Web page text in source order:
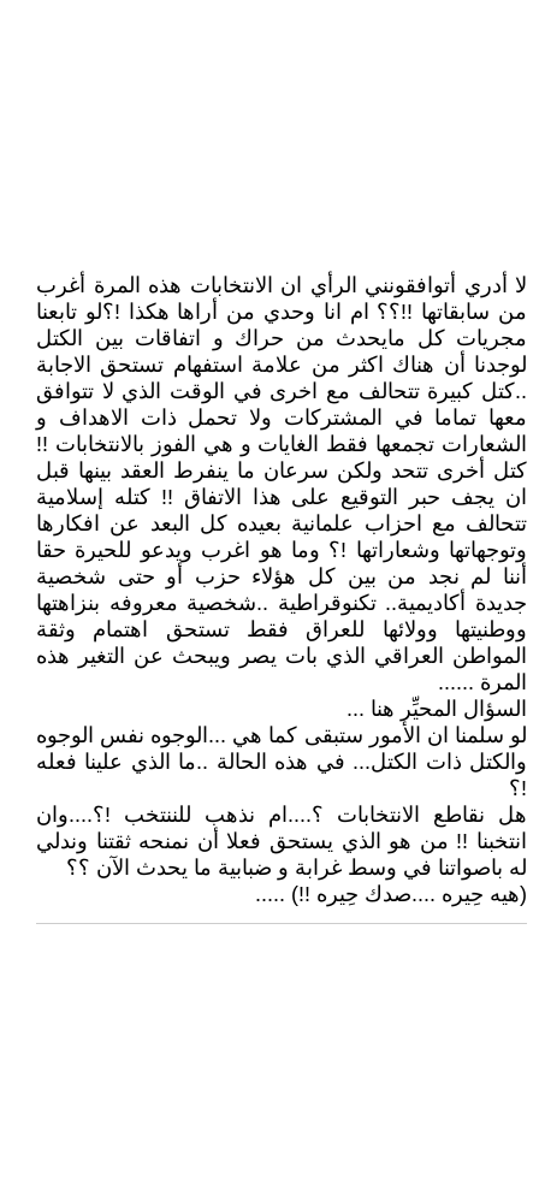
لا أدري أتوافقونني الرأي ان الانتخابات هذه المرة أغرب
من سابقاتها !!؟؟ ام انا وحدي من أراها هكذا !؟لو تابعنا
مجريات كل مايحدث من حراك و اتفاقات بين الكتل
لوجدنا أن هناك اكثر من علامة استفهام تستحق الاجابة
..كتل كبيرة تتحالف مع اخرى في الوقت الذي لا تتوافق
معها تماما في المشتركات ولا تحمل ذات الاهداف و
الشعارات تجمعها فقط الغايات و هي الفوز بالانتخابات !!
كتل أخرى تتحد ولكن سرعان ما ينفرط العقد بينها قبل
ان يجف حبر التوقيع على هذا الاتفاق !! كتله إسلامية
تتحالف مع احزاب علمانية بعيده كل البعد عن افكارها
وتوجهاتها وشعاراتها !؟ وما هو اغرب ويدعو للحيرة حقا
أننا لم نجد من بين كل هؤلاء حزب أو حتى شخصية
جديدة أكاديمية.. تكنوقراطية ..شخصية معروفه بنزاهتها
ووطنيتها وولائها للعراق فقط تستحق اهتمام وثقة
المواطن العراقي الذي بات يصر ويبحث عن التغير هذه
المرة ......
السؤال المحيِّر هنا ...
لو سلمنا ان الأمور ستبقى كما هي ...الوجوه نفس الوجوه
والكتل ذات الكتل... في هذه الحالة ..ما الذي علينا فعله
!؟
هل نقاطع الانتخابات ؟....ام نذهب للننتخب !؟....وان
انتخبنا !! من هو الذي يستحق فعلا أن نمنحه ثقتنا وندلي
له باصواتنا في وسط غرابة و ضبابية ما يحدث الآن ؟؟
(هيه حِيره ....صدك حِيره !!) .....